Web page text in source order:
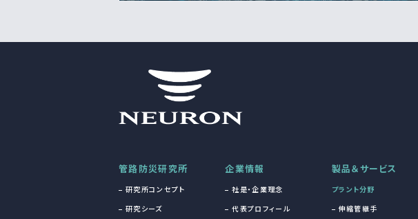
管路防災研究所
研究所コンセプト
研究シーズ
企業情報
社是・企業理念
代表プロフィール
製品＆サービス
プラント分野
伸縮管継手